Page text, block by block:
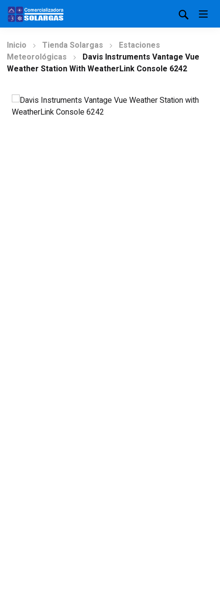
Inicio Tienda Solargas
Estaciones
Meteorológicas
Davis Instruments Vantage Vue
Weather Station With WeatherLink Console 6242